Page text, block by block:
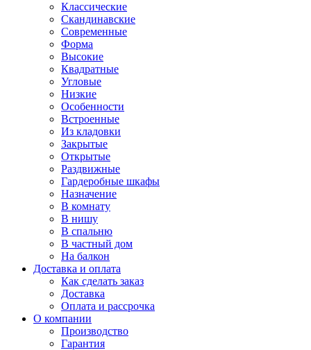
Классические
Скандинавские
Современные
Форма
Высокие
Квадратные
Угловые
Низкие
Особенности
Встроенные
Из кладовки
Закрытые
Открытые
Раздвижные
Гардеробные шкафы
Назначение
В комнату
В нишу
В спальню
В частный дом
На балкон
Доставка и оплата
Как сделать заказ
Доставка
Оплата и рассрочка
О компании
Производство
Гарантия